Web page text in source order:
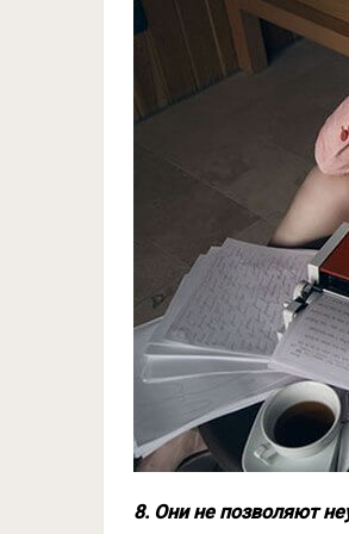
8. Они не позволяют